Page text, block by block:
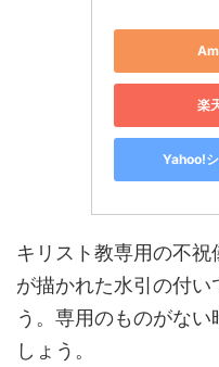
楽
Yahoo!
キリスト教専用の不
が描かれた水引の付い
う。専用のものがな
しょう。